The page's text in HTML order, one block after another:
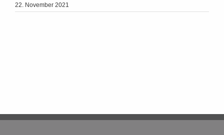
22. November 2021